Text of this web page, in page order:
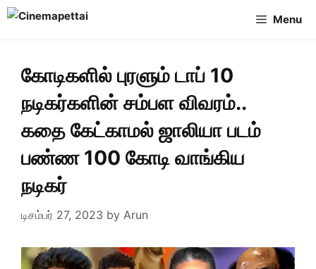
Skip
Menu
கோடிகளில் புரளும் டாப் 10
நடிகர்களின் சம்பள விவரம்..
கதை கேட்காமல் ஜாலியா படம்
பண்ண 100 கோடி வாங்கிய
நடிகர்
டிசம்பர் 27, 2023 by Arun